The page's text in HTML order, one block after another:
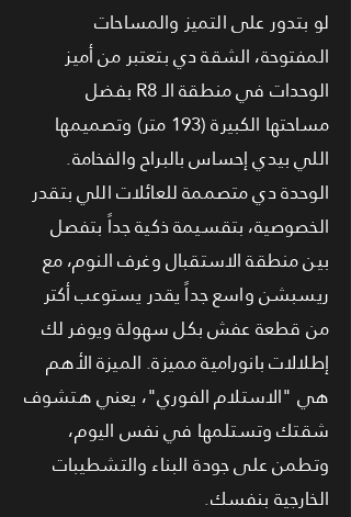
لو بتدور على التميز والمساحات
المفتوحة، الشقة دي بتعتبر من أميز
الوحدات في منطقة الـ R8 بفضل
مساحتها الكبيرة (193 متر) وتصميمها
اللي بيدي إحساس بالبراح والفخامة.
الوحدة دي متصممة للعائلات اللي بتقدر
الخصوصية، بتقسيمة ذكية جداً بتفصل
بين منطقة الاستقبال وغرف النوم، مع
ريسبشن واسع جداً يقدر يستوعب أكتر
من قطعة عفش بكل سهولة ويوفر لك
إطلالات بانورامية مميزة. الميزة الأهم
هي "الاستلام الفوري"، يعني هتشوف
شقتك وتستلمها في نفس اليوم،
وتطمن على جودة البناء والتشطيبات
الخارجية بنفسك.